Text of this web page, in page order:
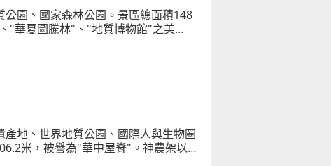
園、國家森林公園。景區總面積148
"華夏圖騰林"、"地質博物館"之美
地、世界地質公園、國際人與生物圈
米，被譽為"華中屋脊"。神農架以